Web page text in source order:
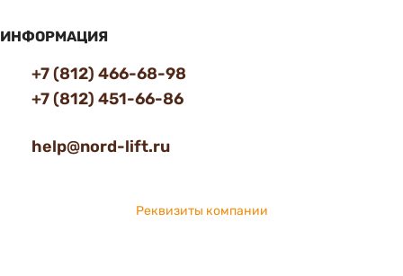
ИНФОРМАЦИЯ
+7 (812) 466-68-98
+7 (812) 451-66-86
help@nord-lift.ru
Реквизиты компании